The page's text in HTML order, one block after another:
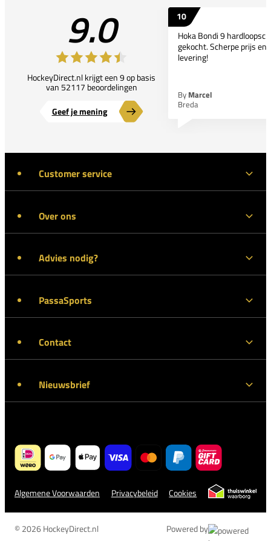
9.0
HockeyDirect.nl krijgt een 9 op basis
van 52117 beoordelingen
Geef je mening
10
Hoka Bondi 9
gekocht. Scherpe prijs en
levering!
By Marcel
Breda
Customer service
Over ons
Advies nodig?
PassaSports
Contact
Nieuwsbrief
Algemene Voorwaarden Privacybeleid Cookies
© 2026 HockeyDirect.nl Powered by